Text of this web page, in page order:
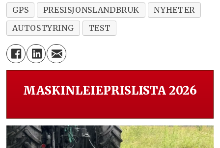
GPS PRESISJONSLANDBRUK
NYHETER
AUTOSTYRING
TEST
MASKINLEIEPRISLISTA 2026